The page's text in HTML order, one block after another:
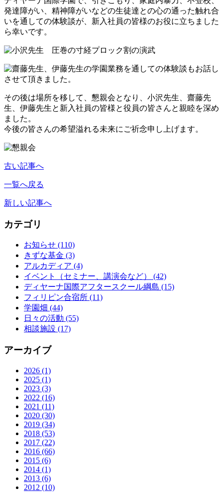
発達障がい、精神障がいなどの生徒達との心の通った触れ合
いを通しての体験談が、新入社員の皆様のお役に立ちました
ら幸いです。
その後は場所を移して、懇親会となり、小沢先生、齋藤先
生、伊藤先生と新入社員の皆様と役員の皆さんと親睦を深め
ました。
今後の皆さんの希望溢れる未来にご祈念申し上げます。
古い記事へ
一覧へ戻る
新しい記事へ
カテゴリ
お知らせ (110)
きずな基金 (3)
アルカディア (4)
イベント（セミナー、講演会など） (42)
ディヤーナ国際アフタースクール綱島 (15)
フィリピン合宿所 (11)
学園畑 (44)
日々の活動 (55)
相談施設 (17)
アーカイブ
2026 (1)
2025 (1)
2023 (3)
2022 (16)
2021 (11)
2020 (30)
2019 (34)
2018 (53)
2017 (22)
2016 (66)
2015 (6)
2014 (1)
2013 (6)
2012 (10)